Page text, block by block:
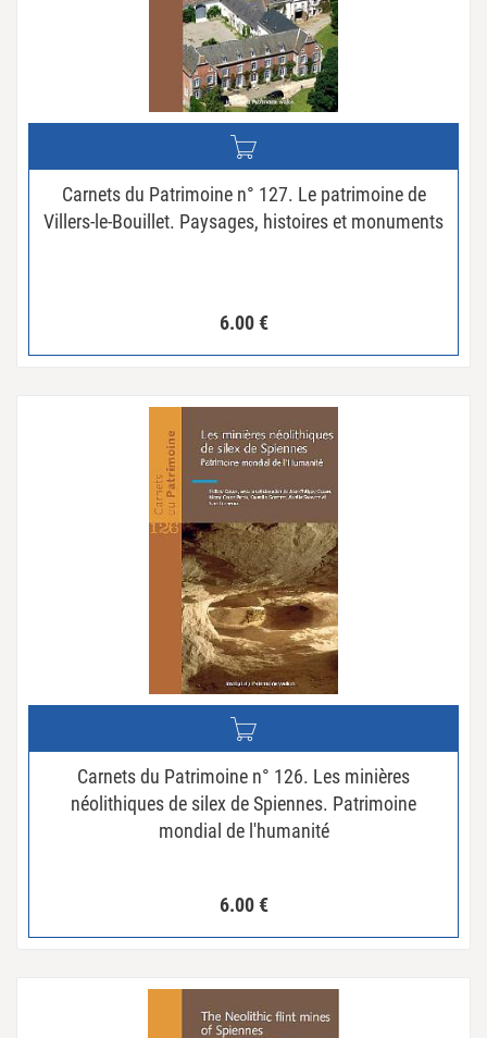
Carnets du Patrimoine n° 127. Le patrimoine de
Villers-le-Bouillet. Paysages, histoires et monuments
6.00€
Carnets du Patrimoine n° 126. Les minières
néolithiques de silex de Spiennes. Patrimoine
mondial de l'humanité
6.00€